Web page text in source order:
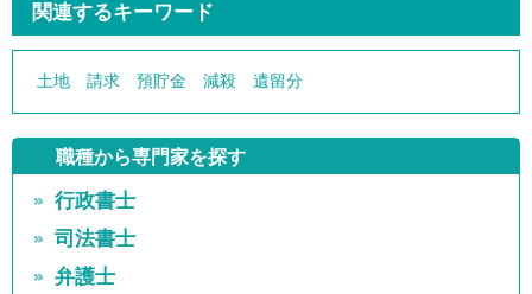
関連するキーワード
土地 請求 預貯金 減殺 遺留分
職種から専門家を探す
行政書士
司法書士
弁護士